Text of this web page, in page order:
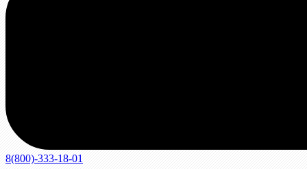
8(800)-333-18-01